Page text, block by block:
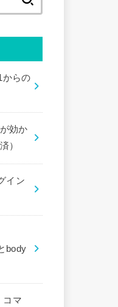
からの
効か
）
イン
body
コマ